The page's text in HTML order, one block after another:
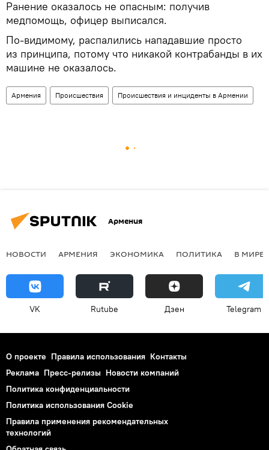
Ранение оказалось не опасным: получив
медпомощь, офицер выписался.
По-видимому, распалились нападавшие просто
из принципа, потому что никакой контрабанды в их
машине не оказалось.
Армения Происшествия Происшествия и инциденты в Армении
Армения
НОВОСТИ АРМЕНИЯ ЭКОНОМИКА ПОЛИТИКА В МИРЕ
VK Rutube Дзен Telegram
О проекте Правила использования Контакты
Реклама Пресс-релизы Новости компаний
Политика конфиденциальности
Политика использования Cookie
Правила применения рекомендательных
технологий